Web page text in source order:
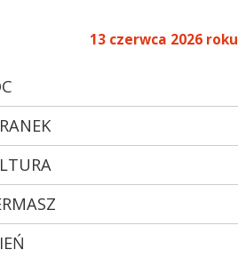
13 czerwca 2026 roku